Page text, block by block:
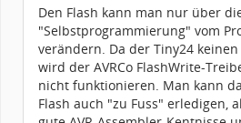
Den Flash kann man nur über
"Selbstprogrammierung" vom
verändern. Da der Tiny24
wird der AVRCo FlashWrite-
nicht funktionieren. Man kann
Flash auch "zu Fuss" erledigen,